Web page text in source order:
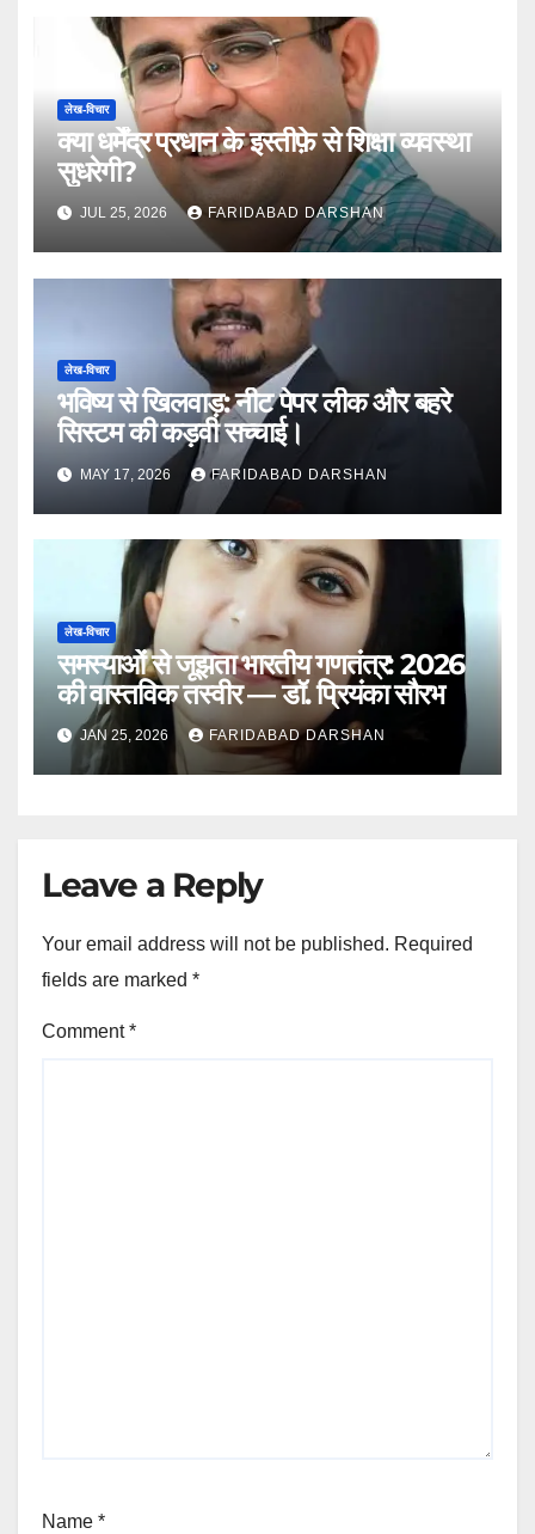
लेख-विचार
क्या धर्मेंद्र प्रधान के इस्तीफ़े से शिक्षा व्यवस्था
सुधरेगी?
JUL 25, 2026 FARIDABAD DARSHAN
लेख-विचार
भविष्य से खिलवाड़: नीट पेपर लीक और बहरे
सिस्टम की कड़वी सच्चाई।
MAY 17, 2026 FARIDABAD DARSHAN
लेख-विचार
समस्याओं से जूझता भारतीय गणतंत्र: 2026
की वास्तविक तस्वीर — डॉ. प्रियंका सौरभ
JAN 25, 2026 FARIDABAD DARSHAN
Leave a Reply
Your email address will not be published. Required
fields are marked *
Comment*
Name *